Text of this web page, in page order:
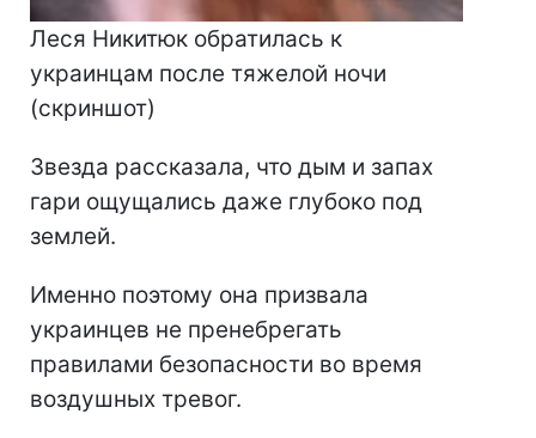
Леся Никитюк обратилась к
украинцам после тяжелой ночи
(скриншот)
Звезда рассказала, что дым и запах
гари ощущались даже глубоко под
землей.
Именно поэтому она призвала
украинцев не пренебрегать
правилами безопасности во время
воздушных тревог.